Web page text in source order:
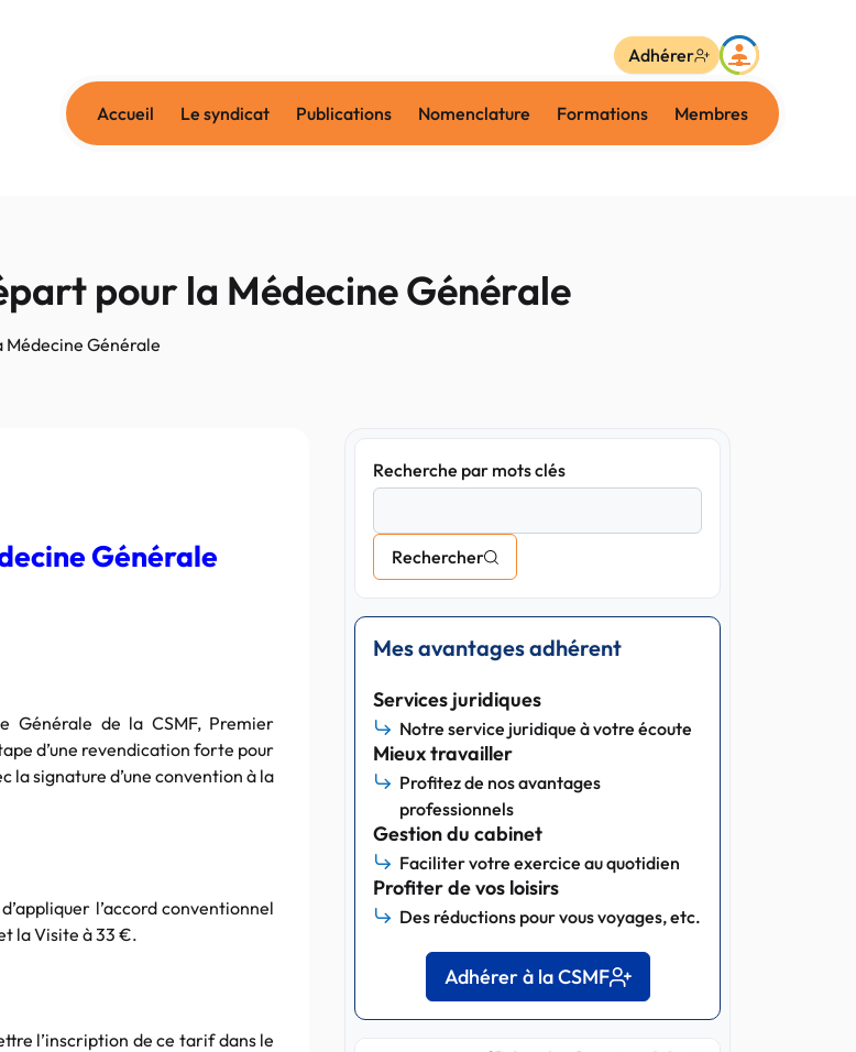
Accueil Le syndicat Publications Nomenclature Formations Membres
Adhérer
pour la Médecine Générale
Médecine Générale
Générale
Générale de la CSMF, Premier
d’une revendication forte pour
la signature d’une convention à la
l’accord conventionnel
la Visite à 33 €.
l’inscription de ce tarif dans le
Recherche par mots clés
Rechercher
Mes avantages adhérent
Services juridiques
Notre service juridique à votre écoute
Mieux travailler
Profitez de nos avantages
professionnels
Gestion du cabinet
Faciliter votre exercice au quotidien
Profiter de vos loisirs
Des réductions pour vous voyages, etc.
Adhérer à la CSMF